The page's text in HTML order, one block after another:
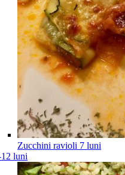
Zucchini ravioli 7 luni
luni